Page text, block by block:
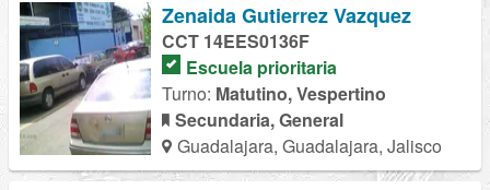
Zenaida Gutierrez Vazquez
CCT 14EES0136F
Escuela prioritaria
Turno: Matutino, Vespertino
Secundaria, General
Guadalajara, Guadalajara, Jalisco